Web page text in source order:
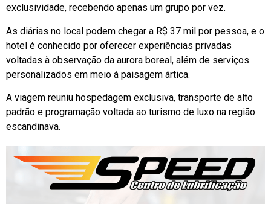
exclusividade, recebendo apenas um grupo por vez.
As diárias no local podem chegar a R$ 37 mil por pessoa, e o
hotel é conhecido por oferecer experiências privadas
voltadas à observação da aurora boreal, além de serviços
personalizados em meio à paisagem ártica.
A viagem reuniu hospedagem exclusiva, transporte de alto
padrão e programação voltada ao turismo de luxo na região
escandinava.